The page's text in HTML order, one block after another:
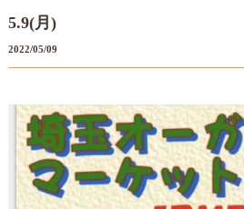
5.9(月)
2022/05/09